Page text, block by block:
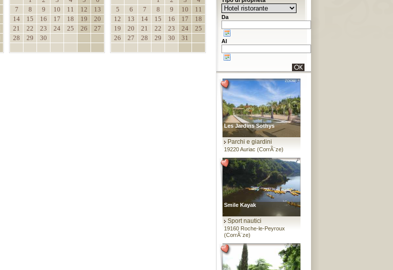
7
8 9 10 11 12
13
14
15 16 17 18 19
20
21
22 23 24 25 26
27
28
29 30
5
6 7 8 9 10
11
12
13 14 15 16 17
18
19
20 21 22 23 24
25
26
27 28 29 30 31
Da
Al
Les Jardins Sothys
Parchi e giardini
19220 Auriac (CorrÃ¨ze)
Smile Kayak
Sport nautici
19160 Roche-le-Peyroux
(CorrÃ¨ze)